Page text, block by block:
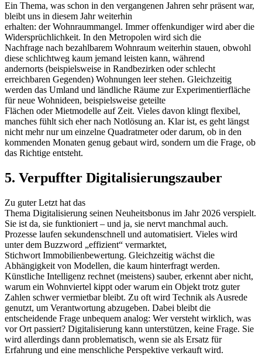
Ein Thema, was schon in den vergangenen Jahren sehr präsent war,
bleibt uns in diesem Jahr weiterhin
erhalten: der Wohnraummangel. Immer offenkundiger wird aber die
Widersprüchlichkeit. In den Metropolen wird sich die
Nachfrage nach bezahlbarem Wohnraum weiterhin stauen, obwohl
diese schlichtweg kaum jemand leisten kann, während
andernorts (beispielsweise in Randbezirken oder schlecht
erreichbaren Gegenden) Wohnungen leer stehen. Gleichzeitig
werden das Umland und ländliche Räume zur Experimentierfläche
für neue Wohnideen, beispielsweise geteilte
Flächen oder Mietmodelle auf Zeit. Vieles davon klingt flexibel,
manches fühlt sich eher nach Notlösung an. Klar ist, es geht längst
nicht mehr nur um einzelne Quadratmeter oder darum, ob in den
kommenden Monaten genug gebaut wird, sondern um die Frage, ob
das Richtige entsteht.
5. Verpuffter Digitalisierungszauber
Zu guter Letzt hat das
Thema Digitalisierung seinen Neuheitsbonus im Jahr 2026 verspielt.
Sie ist da, sie funktioniert – und ja, sie nervt manchmal auch.
Prozesse laufen sekundenschnell und automatisiert. Vieles wird
unter dem Buzzword „effizient“ vermarktet,
Stichwort Immobilienbewertung. Gleichzeitig wächst die
Abhängigkeit von Modellen, die kaum hinterfragt werden.
Künstliche Intelligenz rechnet (meistens) sauber, erkennt aber nicht,
warum ein Wohnviertel kippt oder warum ein Objekt trotz guter
Zahlen schwer vermietbar bleibt. Zu oft wird Technik als Ausrede
genutzt, um Verantwortung abzugeben. Dabei bleibt die
entscheidende Frage unbequem analog: Wer versteht wirklich, was
vor Ort passiert? Digitalisierung kann unterstützen, keine Frage. Sie
wird allerdings dann problematisch, wenn sie als Ersatz für
Erfahrung und eine menschliche Perspektive verkauft wird.